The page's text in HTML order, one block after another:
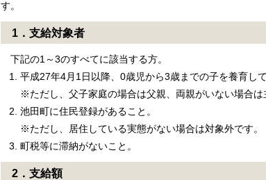
す。
1．支給対象者
下記の1～3のすべてに該当する方。
平成27年4月1日以降、0歳児から3歳までの子を養育して
※ただし、父子家庭の場合は父親、両親がいない場合は
池田町に住民登録があること。
※ただし、居住している実態がない場合は対象外です。
町税等に滞納がないこと。
2．支給額